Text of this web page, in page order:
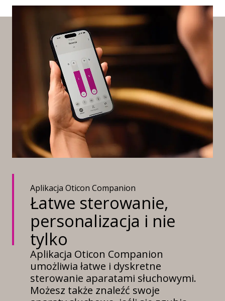
Aplikacja Oticon Companion
Łatwe sterowanie,
personalizacja i nie
tylko
Aplikacja Oticon Companion
umożliwia łatwe i dyskretne
sterowanie aparatami słuchowymi.
Możesz także znaleźć swoje